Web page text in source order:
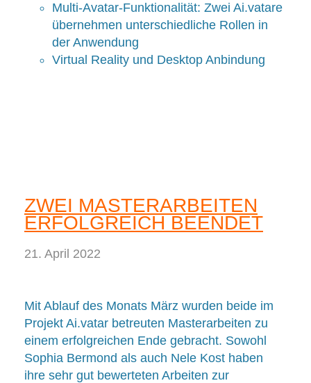
Multi-Avatar-Funktionalität: Zwei Ai.vatare
übernehmen unterschiedliche Rollen in
der Anwendung
Virtual Reality und Desktop Anbindung
ZWEI MASTERARBEITEN
ERFOLGREICH BEENDET
21. April 2022
Mit Ablauf des Monats März wurden beide im
Projekt Ai.vatar betreuten Masterarbeiten zu
einem erfolgreichen Ende gebracht. Sowohl
Sophia Bermond als auch Nele Kost haben
ihre sehr gut bewerteten Arbeiten zur